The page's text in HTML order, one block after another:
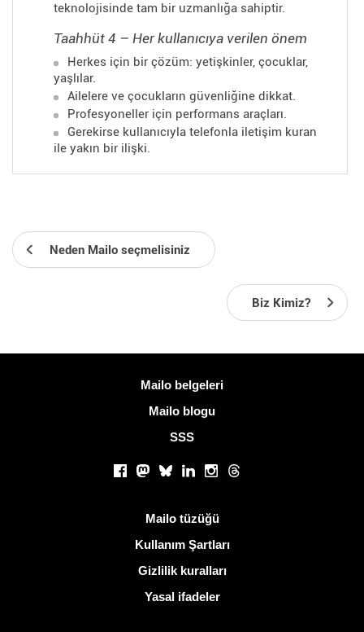
teknolojisinde tam bir uzmanlığa sahiptir.
Taahhüt 4 – Her kullanıcıya verilen önem
Herkes için bir çözüm: yetişkinler, çocuklar,
yaşlılar.
Ailelere ve çocukların güvenliğine dikkat.
Profesyoneller için performans araçları.
Gerekirse kullanıcıyla telefonla iletişim kuran
ile yakın bir ilişki.
Neden Mailo seçmelisiniz
Biz Kimiz?
Mailo belgeleri
Mailo blogu
SSS
Facebook
Mastodon
BlueskyLinkedInInstagram
Threads
Mailo tüzüğü
Kullanım Şartları
Gizlilik kuralları
Yasal ifadeler